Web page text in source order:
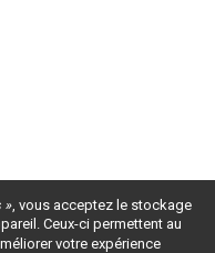
», vous acceptez le stockage
Ceux-ci permettent au
votre expérience